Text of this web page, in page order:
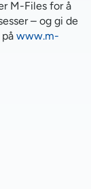
M-Files for å
– og gi de
www.m-